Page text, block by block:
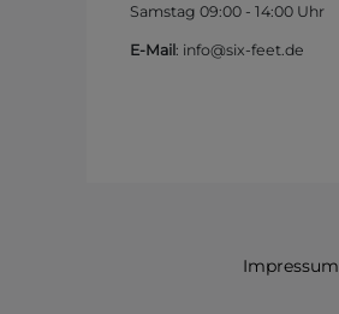
Samstag 09:00 - 14:00 Uhr
E-Mail : info@six-feet.de
Impressum